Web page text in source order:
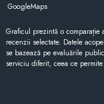
GoogleMaps
Graficul prezintă o
recenzii selectate. Datele
se bazează pe evaluările
serviciu diferit, ceea ce